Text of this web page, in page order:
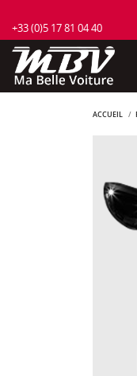
+33 (0)5 17 81 04 40
ACCUEIL